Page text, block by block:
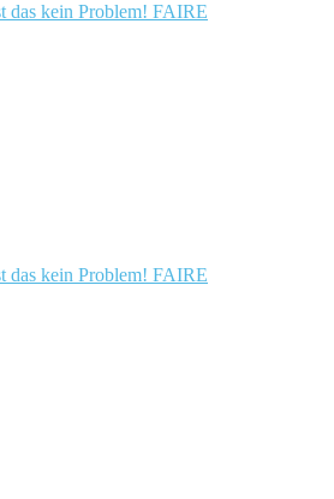
kein Problem! FAIRE
kein Problem! FAIRE